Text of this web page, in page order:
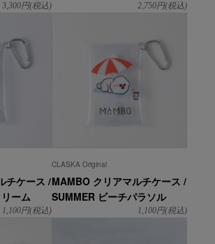
3,300円(税込) 2,750円(税込)
チケース /
ーム
1,100円(税込)
CLASKA Original
MAMBO クリアマルチケース /
SUMMER ビーチパラソル
1,100円(税込)